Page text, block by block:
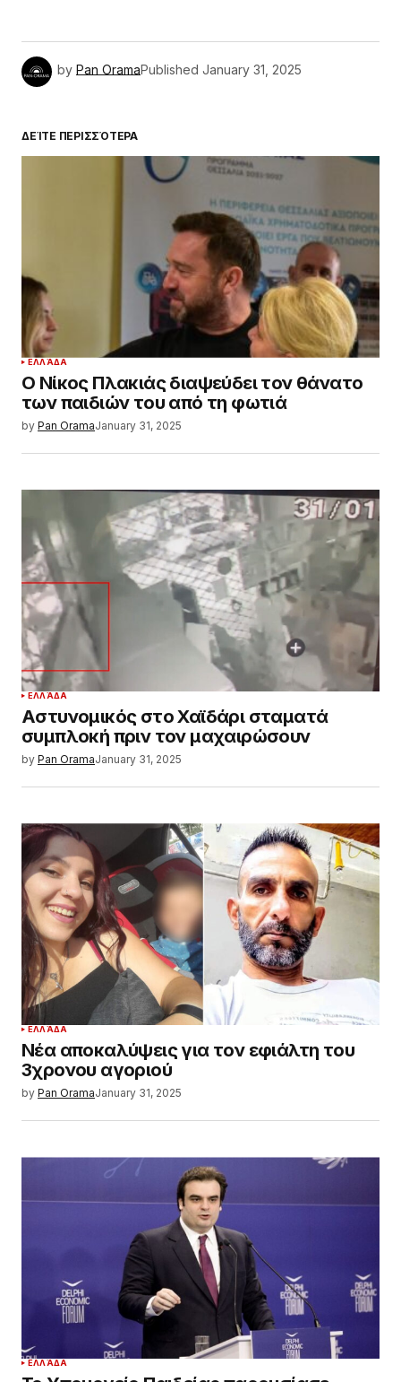
by Pan OramaPublished January 31, 2025
ΔΕΊΤΕ ΠΕΡΙΣΣΌΤΕΡΑ
ΕΛΛΆΔΑ
Ο Νίκος Πλακιάς διαψεύδει τον θάνατο
των παιδιών του από τη φωτιά
by Pan OramaJanuary 31, 2025
ΕΛΛΆΔΑ
Αστυνομικός στο Χαϊδάρι σταματά
συμπλοκή πριν τον μαχαιρώσουν
by Pan OramaJanuary 31, 2025
ΕΛΛΆΔΑ
Νέα αποκαλύψεις για τον εφιάλτη του
3χρονου αγοριού
by Pan OramaJanuary 31, 2025
ΕΛΛΆΔΑ